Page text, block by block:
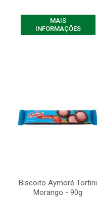
MAIS
INFORMAÇÕES
Biscoito Aymoré Tortini
Morango - 90g